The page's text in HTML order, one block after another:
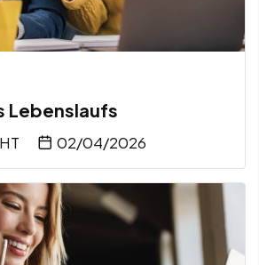
Lebenslaufs
02/04/2026